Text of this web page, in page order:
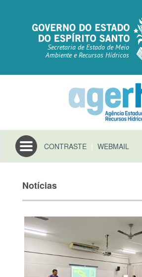
Secretaria de Estado de Meio
Ambiente e Recursos Hídricos
Toggle
navigation
CONTRASTE | WEBMAIL
Notícias